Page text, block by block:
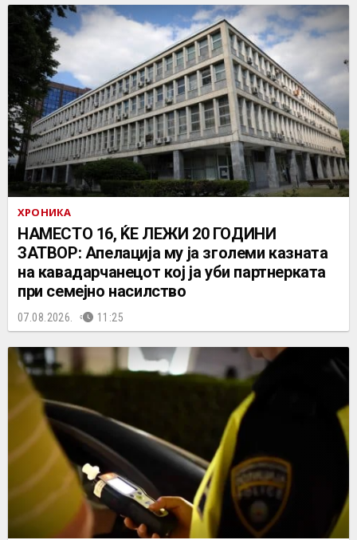
ХРОНИКА
НАМЕСТО 16, ЌЕ ЛЕЖИ 20 ГОДИНИ
ЗАТВОР: Апелација му ја зголеми казната
на кавадарчанецот кој ја уби партнерката
при семејно насилство
07.08.2026. 11:25